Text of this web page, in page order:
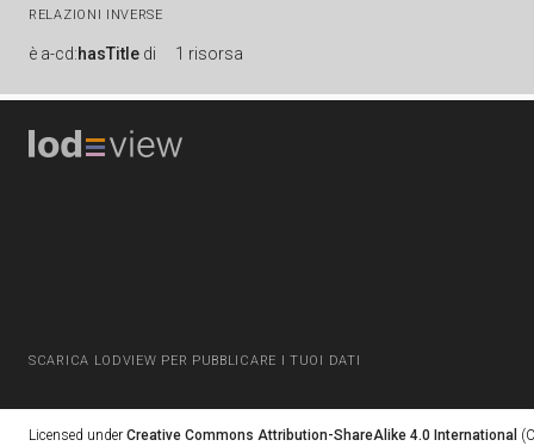
RELAZIONI INVERSE
è a-cd:hasTitle di 1 risorsa
SCARICA LODVIEW PER PUBBLICARE I TUOI DATI
Licensed under Creative Commons Attribution-ShareAlike 4.0 International